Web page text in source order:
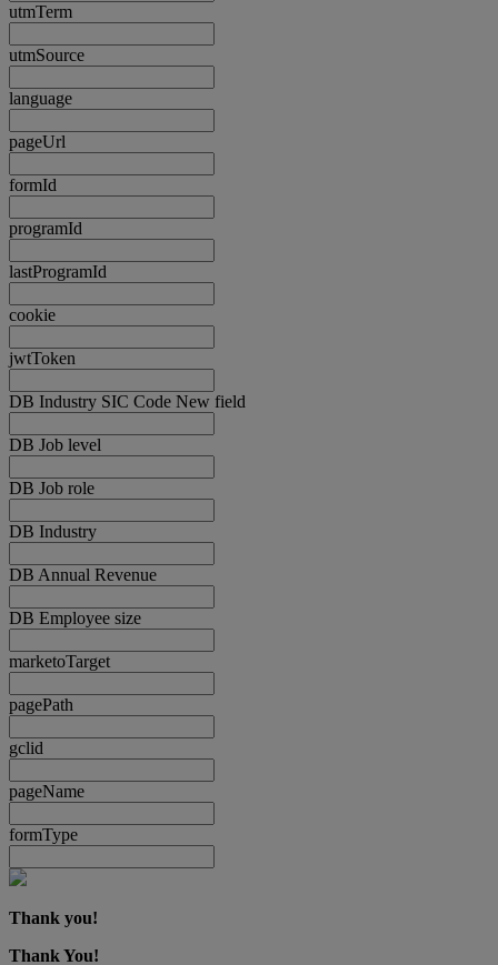
utmTerm
utmSource
language
pageUrl
formId
programId
lastProgramId
cookie
jwtToken
DB Industry SIC Code New field
DB Job level
DB Job role
DB Industry
DB Annual Revenue
DB Employee size
marketoTarget
pagePath
gclid
pageName
formType
Thank you!
Thank You!